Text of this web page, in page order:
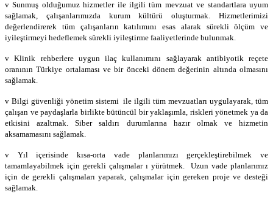
v Sunmuş olduğumuz hizmetler ile ilgili tüm mevzuat ve standartlara uyum
sağlamak, çalışanlarımızda kurum kültürü oluşturmak. Hizmetlerimizi
değerlendirerek tüm çalışanların katılımını esas alarak sürekli ölçüm ve
iyileştirmeyi hedeflemek sürekli iyileştirme faaliyetlerinde bulunmak.
v Klinik rehberlere uygun ilaç kullanımını sağlayarak antibiyotik reçete
oranının Türkiye ortalaması ve bir önceki dönem değerinin altında olmasını
sağlamak.
v Bilgi güvenliği yönetim sistemi ile ilgili tüm mevzuatları uygulayarak, tüm
çalışan ve paydaşlarla birlikte bütüncül bir yaklaşımla, riskleri yönetmek ya da
etkisini azaltmak. Siber saldırı durumlarına hazır olmak ve hizmetin
aksamamasını sağlamak.
v Yıl içerisinde kısa-orta vade planlarımızı gerçekleştirebilmek ve
tamamlayabilmek için gerekli çalışmalar ı yürütmek. Uzun vade planlarımız
için de gerekli çalışmaları yaparak, çalışmalar için gereken proje ve desteği
sağlamak.